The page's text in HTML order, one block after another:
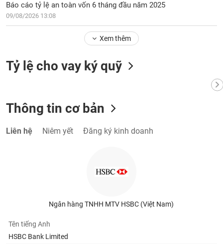
Báo cáo tỷ lệ an toàn vốn 6 tháng đầu năm 2025
09/08/2026 13:08
Xem thêm
Tỷ lệ cho vay ký quỹ
Thông tin cơ bản
Liên hệ Niêm yết Đăng ký kinh doanh
Ngân hàng TNHH MTV HSBC (Việt Nam)
Tên tiếng Anh
HSBC Bank Limited
Tin
tức
(-)
viết
của
Báo
cáo
Dịch